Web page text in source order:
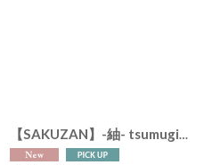
【SAKUZAN】-紬- tsumugi 碗 抹茶碗 中鉢 カフェオレボウル つむぎ